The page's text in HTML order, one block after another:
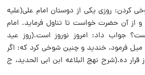
کردن: روزی یکی از دوستان امام علی‌(علیه
و از آن حضرت خواست تا تناول فرماید. امام
جواب داد: امروز نوروز است.(روز عید
فرمود، خندید و چنین شوخی کرد که: اگر
قرار ده.(شرح نهج البلاغه ابن ابی الحدید، ج